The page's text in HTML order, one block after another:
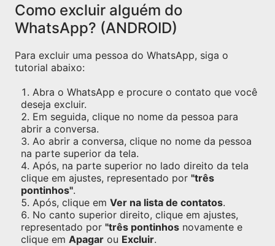
Como excluir alguém do
WhatsApp? (ANDROID)
Para excluir uma pessoa do WhatsApp, siga o
tutorial abaixo:
Abra o WhatsApp e procure o contato que você
deseja excluir.
Em seguida, clique no nome da pessoa para
abrir a conversa.
Ao abrir a conversa, clique no nome da pessoa
na parte superior da tela.
Após, na parte superior no lado direito da tela
clique em ajustes, representado por "três
pontinhos".
Após, clique em Ver na lista de contatos.
No canto superior direito, clique em ajustes,
representado por "três pontinhos novamente e
clique em Apagar ou Excluir.